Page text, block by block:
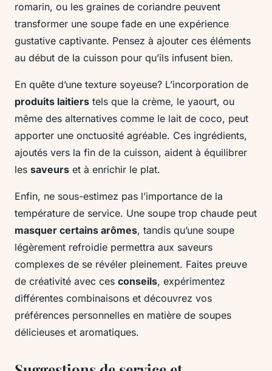
romarin, ou les graines de coriandre peuvent
transformer une soupe fade en une expérience
gustative captivante. Pensez à ajouter ces éléments
au début de la cuisson pour qu’ils infusent bien.
En quête d’une texture soyeuse? L’incorporation de
produits laitiers tels que la crème, le yaourt, ou
même des alternatives comme le lait de coco, peut
apporter une onctuosité agréable. Ces ingrédients,
ajoutés vers la fin de la cuisson, aident à équilibrer
les saveurs et à enrichir le plat.
Enfin, ne sous-estimez pas l’importance de la
température de service. Une soupe trop chaude peut
masquer certains arômes, tandis qu’une soupe
légèrement refroidie permettra aux saveurs
complexes de se révéler pleinement. Faites preuve
de créativité avec ces conseils, expérimentez
différentes combinaisons et découvrez vos
préférences personnelles en matière de soupes
délicieuses et aromatiques.